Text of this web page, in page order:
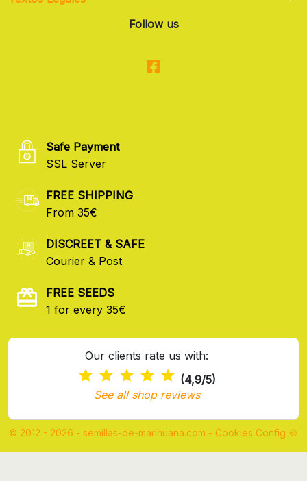
Follow us
Safe Payment
SSL Server
FREE SHIPPING
From 35€
DISCREET & SAFE
Courier & Post
FREE SEEDS
1 for every 35€
Our clients rate us with:
(4,9/5)
See all shop reviews
© 2012 - 2026 - semillas-de-marihuana.com - Cookies Config 🍪